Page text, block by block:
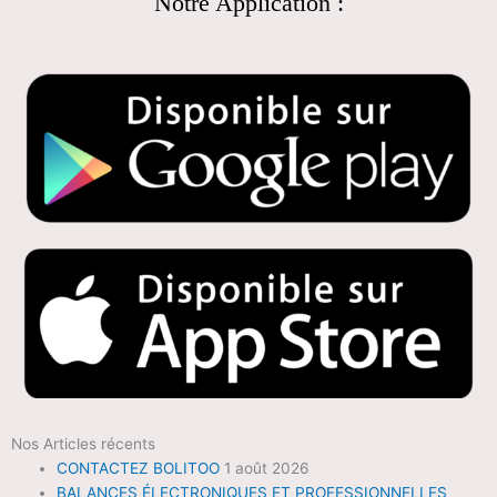
Nos Articles récents
CONTACTEZ BOLITOO 1 août 2026
BALANCES ÉLECTRONIQUES ET PROFESSIONNELLES